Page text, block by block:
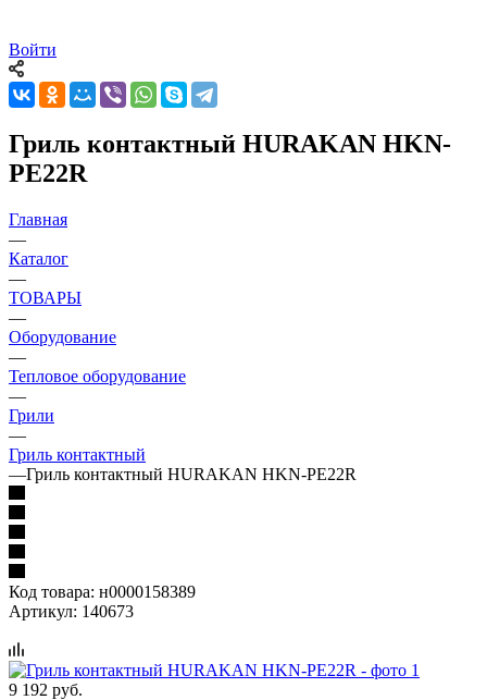
Войти
Гриль контактный HURAKAN HKN-
PE22R
Главная
—
Каталог
—
ТОВАРЫ
—
Оборудование
—
Тепловое оборудование
—
Грили
—
Гриль контактный
—Гриль контактный HURAKAN HKN-PE22R
Код товара: н0000158389
Артикул: 140673
9 192 руб.